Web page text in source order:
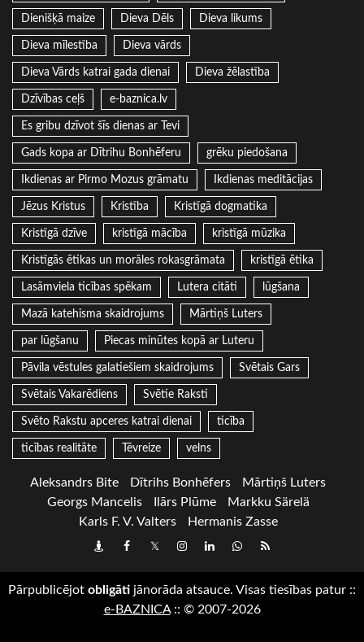
Dienišķā maize Dieva Dēls Dieva likums
Dieva mīlestība Dieva vārds
Dieva Vārds katrai gada dienai Dieva žēlastība
Dzīvības ceļš e-baznica.lv
Es gribu dzīvot šīs dienas ar Tevi
Gads kopa ar Dītrihu Bonhēferu grēku piedošana
Ikdienas ar Pirmo Mozus grāmatu Ikdienas meditācijas
Jēzus Kristus Kristība Kristīgā dogmatika
Kristīgā dzīve kristīgā mācība kristīgā mūzika
Kristīgās ētikas un morāles rokasgrāmata kristīgā ētika
Lasāmviela ticības spēkam Lutera citāti lūgšana
Mazā katehisma skaidrojums Mārtiņš Luters
par lūgšanu Piecas minūtes kopā ar Luteru
Pāvila vēstules galatiešiem skaidrojums Svētais Gars
Svētais Vakarēdiens Svētie Raksti
Svēto Rakstu apceres katrai dienai ticība
ticības realitāte Tēvreize velns
Aleksandrs Bite Dītrihs Bonhēfers
Mārtiņš Luters
Georgs Mancelis
Ilārs Plūme
Markku Särelä
Karls F. V. Valters
Hermanis Zasse
DraugiemFacebook
TwitterInstagram
LinkedInwhatsapp
RSS
Pārpublicējot obligāti jānorāda atsauce. Visas tiesības patur ::
e-BAZNICA:: © 2007-2026